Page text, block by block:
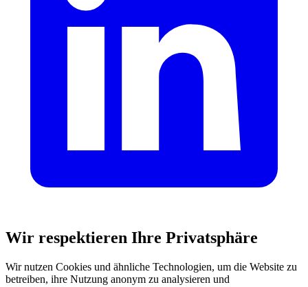
Wir respektieren Ihre Privatsphäre
Wir nutzen Cookies und ähnliche Technologien, um die Website zu
betreiben, ihre Nutzung anonym zu analysieren und